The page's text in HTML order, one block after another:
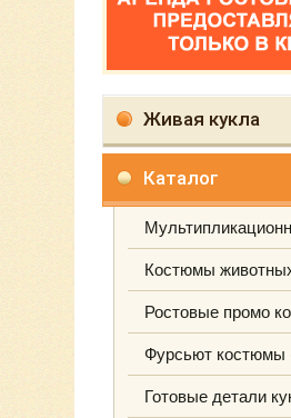
Живая кукла
Каталог
Костюмы
Ростовые промо
Фурсьют костюмы
Готовые детали